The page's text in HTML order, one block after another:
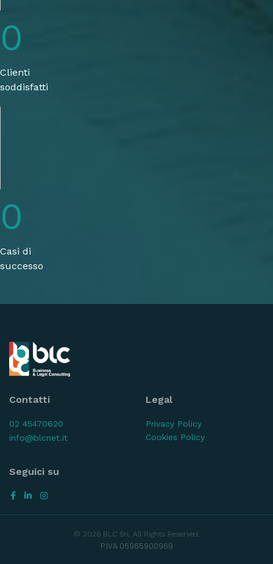
0
Clienti
soddisfatti
0
Casi di
successo
Contatti
02 45470620
info@blcnet.it
Legal
Privacy Policy
Cookies Policy
Seguici su
© 2026 BLC Srl. All Rights Reserved.
P.IVA 06965900969